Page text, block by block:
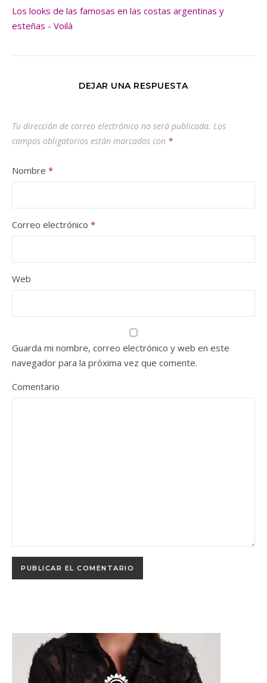
Los looks de las famosas en las costas argentinas y
esteñas - Voilà
DEJAR UNA RESPUESTA
Tu dirección de correo electrónico no será publicada. Los
campos obligatorios están marcados con *
Nombre *
Correo electrónico *
Web
Guarda mi nombre, correo electrónico y web en este
navegador para la próxima vez que comente.
Comentario